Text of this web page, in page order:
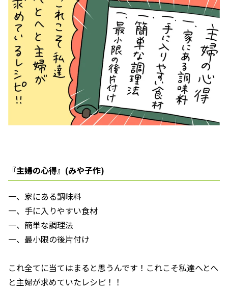
『主婦の心得』(みや子作)
一、家にある調味料
一、手に入りやすい食材
一、簡単な調理法
一、最小限の後片付け
これ全てに当てはまると思うんです！これこそ私達へとへ
と主婦が求めていたレシピ！！